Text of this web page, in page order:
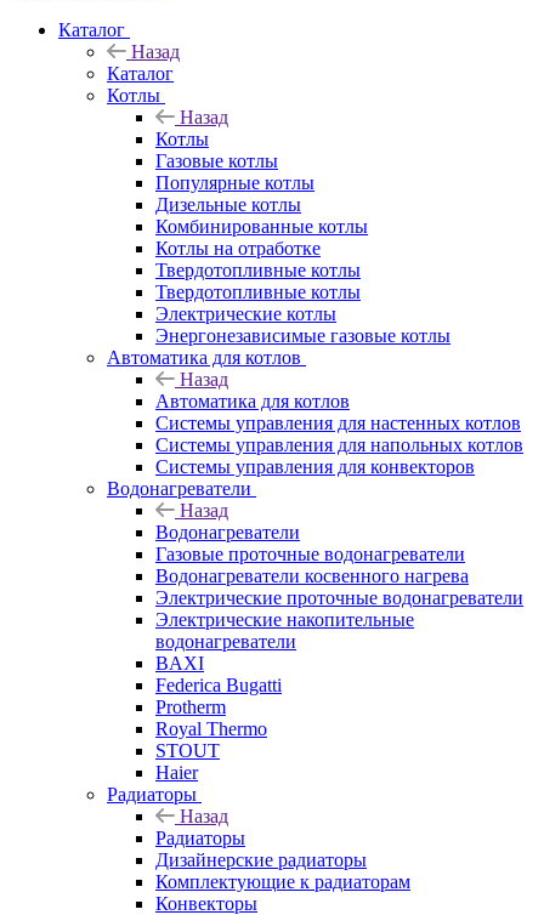
Каталог
Назад
Каталог
Котлы
Назад
Котлы
Газовые котлы
Популярные котлы
Дизельные котлы
Комбинированные котлы
Котлы на отработке
Твердотопливные котлы
Твердотопливные котлы
Электрические котлы
Энергонезависимые газовые котлы
Автоматика для котлов
Назад
Автоматика для котлов
Системы управления для настенных котлов
Системы управления для напольных котлов
Системы управления для конвекторов
Водонагреватели
Назад
Водонагреватели
Газовые проточные водонагреватели
Водонагреватели косвенного нагрева
Электрические проточные водонагреватели
Электрические накопительные
водонагреватели
BAXI
Federica Bugatti
Protherm
Royal Thermo
STOUT
Haier
Радиаторы
Назад
Радиаторы
Дизайнерские радиаторы
Комплектующие к радиаторам
Конвекторы